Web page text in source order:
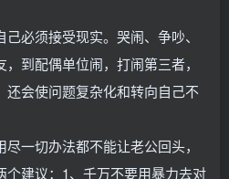
必须接受现实。哭闹、争吵、
到配偶单位闹，打闹第三者，
还会使问题复杂化和转向自己不
一切办法都不能让老公回头，
个建议：1、千万不要用暴力去对